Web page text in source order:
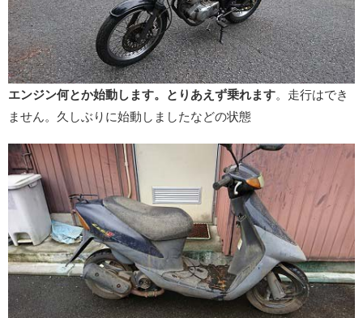
エンジン何とか始動します。とりあえず乗れます 。走行はでき
ません。久しぶりに始動しましたなどの状態